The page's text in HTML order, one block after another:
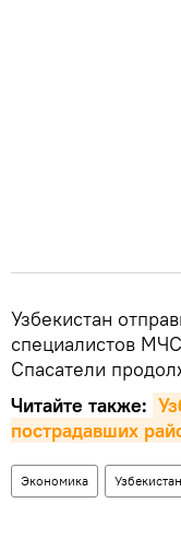
Узбекистан
специалистов
Спасатели
Читайте также:
пострадавших
Экономика Узбекистан